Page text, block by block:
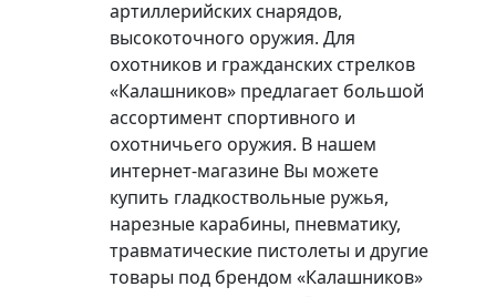
артиллерийских снарядов,
высокоточного оружия. Для
охотников и гражданских стрелков
«Калашников» предлагает большой
ассортимент спортивного и
охотничьего оружия. В нашем
интернет-магазине Вы можете
купить гладкоствольные ружья,
нарезные карабины, пневматику,
травматические пистолеты и другие
товары под брендом «Калашников»